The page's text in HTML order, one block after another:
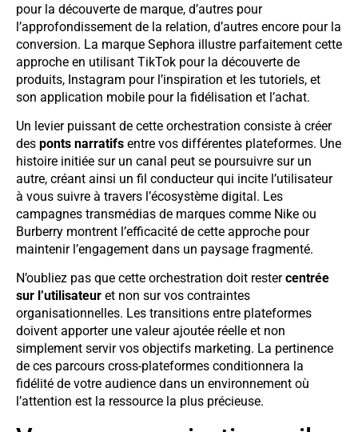
pour la découverte de marque, d’autres pour
l’approfondissement de la relation, d’autres encore pour la
conversion. La marque Sephora illustre parfaitement cette
approche en utilisant TikTok pour la découverte de
produits, Instagram pour l’inspiration et les tutoriels, et
son application mobile pour la fidélisation et l’achat.
Un levier puissant de cette orchestration consiste à créer
des ponts narratifs entre vos différentes plateformes. Une
histoire initiée sur un canal peut se poursuivre sur un
autre, créant ainsi un fil conducteur qui incite l’utilisateur
à vous suivre à travers l’écosystème digital. Les
campagnes transmédias de marques comme Nike ou
Burberry montrent l’efficacité de cette approche pour
maintenir l’engagement dans un paysage fragmenté.
N’oubliez pas que cette orchestration doit restercentrée
sur l’utilisateur et non sur vos contraintes
organisationnelles. Les transitions entre plateformes
doivent apporter une valeur ajoutée réelle et non
simplement servir vos objectifs marketing. La pertinence
de ces parcours cross-plateformes conditionnera la
fidélité de votre audience dans un environnement où
l’attention est la ressource la plus précieuse.